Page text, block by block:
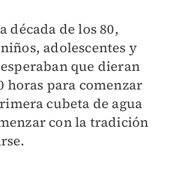
década de los 80,
adolescentes y
que dieran
horas para comenzar
cubeta de agua
con la tradición